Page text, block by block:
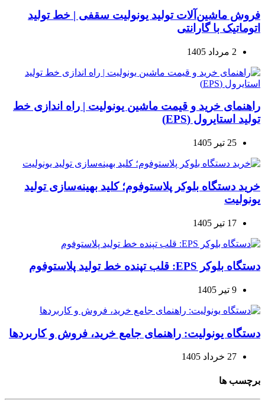
فروش ماشین‌آلات تولید یونولیت سقفی | خط تولید
اتوماتیک با گارانتی
2 مرداد 1405
راهنمای خرید و قیمت ماشین یونولیت | راه اندازی خط
تولید استایرول (EPS)
25 تیر 1405
خرید دستگاه بلوکر پلاستوفوم؛ کلید بهینه‌سازی تولید
یونولیت
17 تیر 1405
دستگاه بلوکر EPS: قلب تپنده خط تولید پلاستوفوم
9 تیر 1405
دستگاه یونولیت: راهنمای جامع خرید، فروش و کاربردها
27 خرداد 1405
برچسب ها